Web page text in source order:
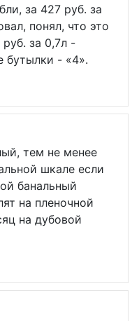
за 427 руб. за
понял, что это
за 0,7л -
бутылки - «4».
тем не менее
шкале если
банальный
на пленочной
на дубовой